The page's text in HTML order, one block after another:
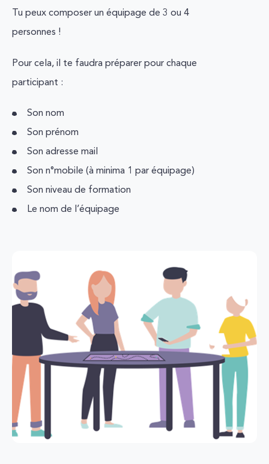
Tu peux composer un équipage de 3 ou 4
personnes !
Pour cela, il te faudra préparer pour chaque
participant :
Son nom
Son prénom
Son adresse mail
Son n°mobile (à minima 1 par équipage)
Son niveau de formation
Le nom de l’équipage